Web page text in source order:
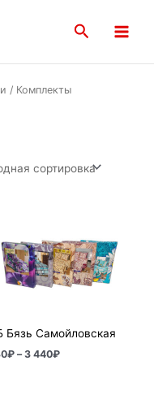
Поиск
Menu
/ Комплекты
Бязь Самойловская
₽ – 3 440₽
130₽
–
3
440₽